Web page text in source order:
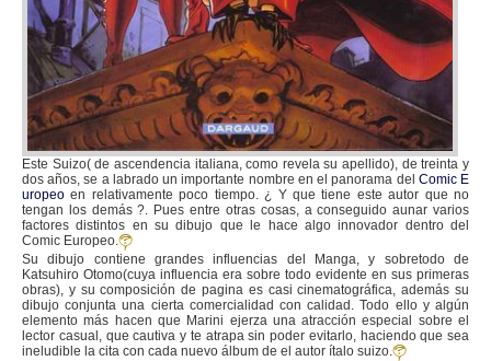
Este Suizo( de ascendencia italiana, como revela su apellido), de treinta y
dos años, se a labrado un importante nombre en el panorama del Comic E
uropeo en relativamente poco tiempo. ¿ Y que tiene este autor que no
tengan los demás ?. Pues entre otras cosas, a conseguido aunar varios
factores distintos en su dibujo que le hace algo innovador dentro del
Comic Europeo.
Su dibujo contiene grandes influencias del Manga, y sobretodo de
Katsuhiro Otomo(cuya influencia era sobre todo evidente en sus primeras
obras), y su composición de pagina es casi cinematográfica, además su
dibujo conjunta una cierta comercialidad con calidad. Todo ello y algún
elemento más hacen que Marini ejerza una atracción especial sobre el
lector casual, que cautiva y te atrapa sin poder evitarlo, haciendo que sea
ineludible la cita con cada nuevo álbum de el autor ítalo suizo.